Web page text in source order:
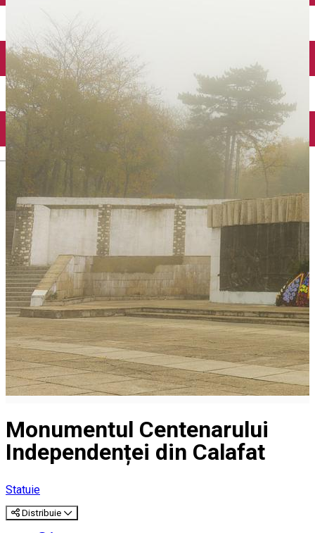
Taxi
Încărcare vehicule electrice
Monumentul Centenarului
Independenței din Calafat
Statuie
Distribuie